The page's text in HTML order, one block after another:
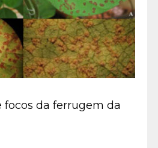
focos da ferrugem da